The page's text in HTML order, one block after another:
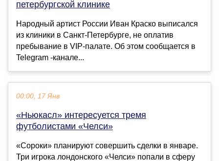
петербургской клинике
Народный артист России Иван Краско выписался
из клиники в Санкт-Петербурге, не оплатив
пребывание в VIP-палате. Об этом сообщается в
Telegram -канале...
00:00, 17 Янв
«Ньюкасл» интересуется тремя
футболистами «Челси»
«Сороки» планируют совершить сделки в январе.
Три игрока лондонского «Челси» попали в сферу